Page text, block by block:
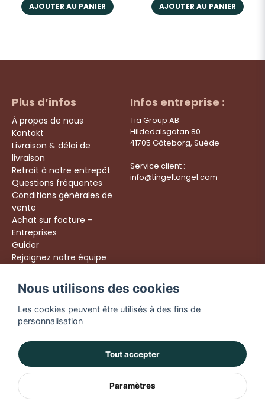
AJOUTER AU PANIER AJOUTER AU PANIER
Plus d’infos
À propos de nous
Kontakt
Livraison & délai de
livraison
Retrait à notre entrepôt
Questions fréquentes
Conditions générales de
vente
Achat sur facture -
Entreprises
Guider
Rejoignez notre équipe
Infos entreprise :
Tia Group AB
Hildedalsgatan 80
41705 Göteborg, Suède
Service client :
info@tingeltangel.com
Följ oss:
Facebook
Livraison rapide
Achats sécurisés
Nous utilisons des cookies
Les cookies peuvent être utilisés à des fins de
personnalisation
Tout accepter
Paramètres